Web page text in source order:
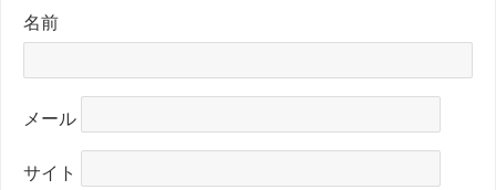
名前
メール
サイト